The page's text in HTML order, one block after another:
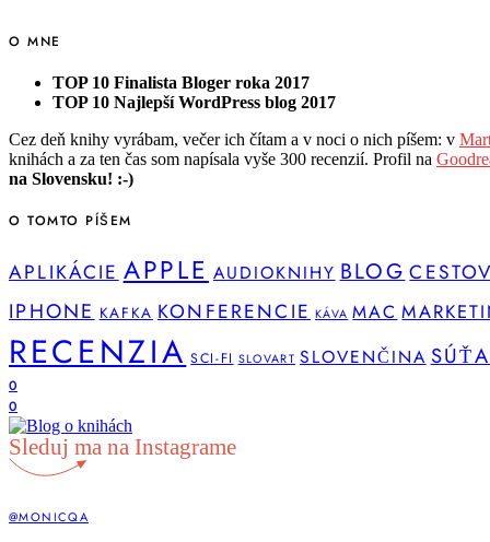
O MNE
TOP 10 Finalista Bloger roka 2017
TOP 10 Najlepší WordPress blog 2017
Cez deň knihy vyrábam, večer ich čítam a v noci o nich píšem: v
knihách a za ten čas som napísala vyše 300 recenzií. Profil na
na Slovensku! :-)
O TOMTO PÍŠEM
APLIKÁCIE APPLE AUDIOKNIHY BLOG
IPHONE KAFKA KONFERENCIE KÁVA MAC
RECENZIA SCI-FI SLOVART SLOVENČINA
0
0
Sleduj ma na Instagrame
@MONICQA